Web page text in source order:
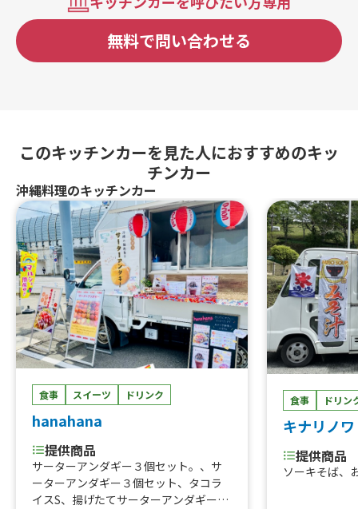
無料で問い合わせる
このキッチンカーを見た人におすすめのキッ
チンカー
沖縄料理のキッチンカー
食事 スイーツ ドリンク
hanahana
提供商品
サーターアンダギー３個セット。、サ
ーターアンダギー３個セット、タコラ
イスS、揚げたてサーターアンダギーホ
食事 ドリン
キナリノワ
提供商品
ソーキそば、